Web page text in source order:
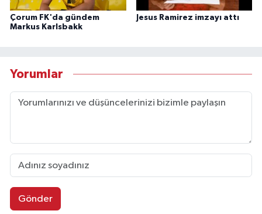
Çorum FK'da gündem
Markus Karlsbakk
Jesus Ramirez imzayı attı
Yorumlar
Gönder